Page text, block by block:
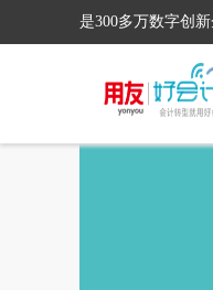
是300多万数字创